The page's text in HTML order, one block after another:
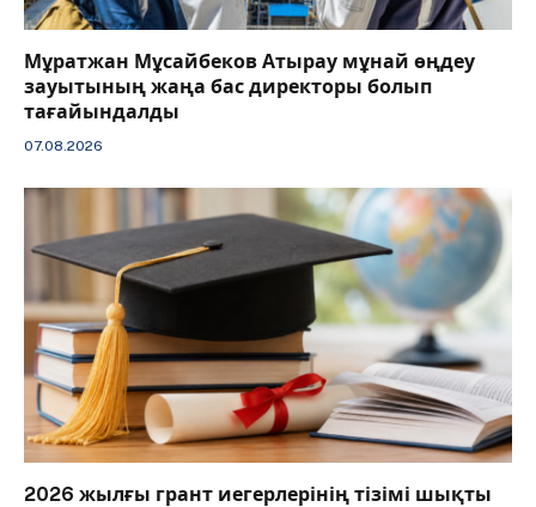
Мұратжан Мұсайбеков Атырау мұнай өңдеу
зауытының жаңа бас директоры болып
тағайындалды
07.08.2026
2026 жылғы грант иегерлерінің тізімі шықты